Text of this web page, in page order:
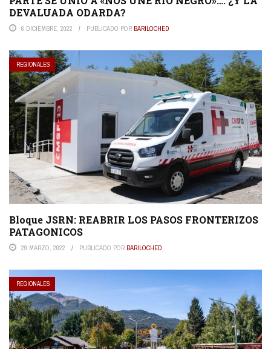
DEVALUADA ODARDA?
6 DICIEMBRE, 2022 PUBLICADO POR BARILOCHED
REGIONALES
Bloque JSRN: REABRIR LOS PASOS FRONTERIZOS
PATAGONICOS
29 MARZO, 2022 PUBLICADO POR BARILOCHED
REGIONALES